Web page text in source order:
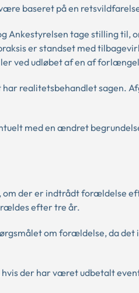
baseret på en
Ankestyrelsen tage stilling til,
er standset med
ved udløbet af en af
realitetsbehandlet sagen.
med en ændret
om der er indtrådt forældelse
efter tre år.
om forældelse, da
der har været udbetalt